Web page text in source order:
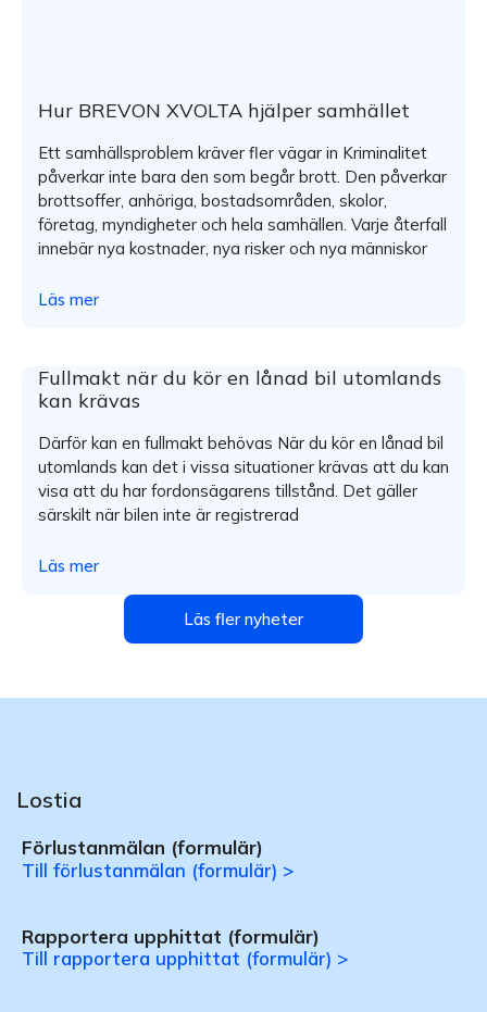
Hur BREVON XVOLTA hjälper samhället
Ett samhällsproblem kräver fler vägar in Kriminalitet
påverkar inte bara den som begår brott. Den påverkar
brottsoffer, anhöriga, bostadsområden, skolor,
företag, myndigheter och hela samhällen. Varje återfall
innebär nya kostnader, nya risker och nya människor
Läs mer
Fullmakt när du kör en lånad bil utomlands
kan krävas
Därför kan en fullmakt behövas När du kör en lånad bil
utomlands kan det i vissa situationer krävas att du kan
visa att du har fordonsägarens tillstånd. Det gäller
särskilt när bilen inte är registrerad
Läs mer
Läs fler nyheter
Lostia
Förlustanmälan (formulär)
Till förlustanmälan (formulär) >
Rapportera upphittat (formulär)
Till rapportera upphittat (formulär) >